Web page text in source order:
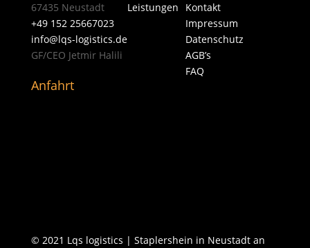
67435 Neustadt
+49 152 25667023
info@lqs-logistics.de
GF/CEO Jetmir Halili
Leistungen
Kontakt
Impressum
Datenschutz
AGB’s
FAQ
Anfahrt
© 2021 Lqs logistics | Staplershein in Neustadt an